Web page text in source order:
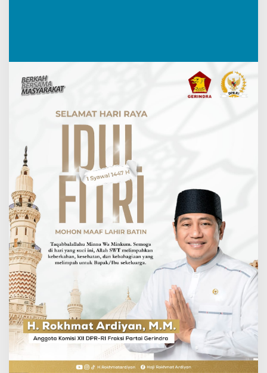
Kuningan
Online